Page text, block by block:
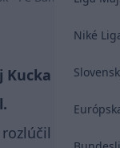
Niké
(39)
remízou